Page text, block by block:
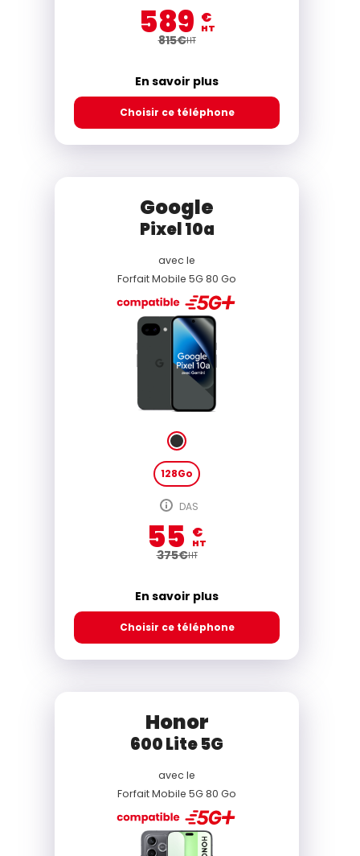
589 €
HT
815€HT
En savoir plus
Choisir ce téléphone
Google
Pixel 10a
avec le
Forfait Mobile 5G 80 Go
128Go
DAS
55 €
HT
375€HT
En savoir plus
Choisir ce téléphone
Honor
600 Lite 5G
avec le
Forfait Mobile 5G 80 Go